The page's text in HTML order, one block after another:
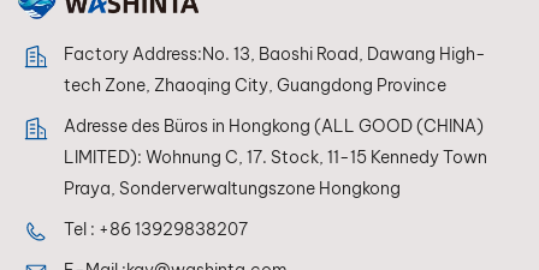
Factory Address:No. 13, Baoshi Road, Dawang High-
tech Zone, Zhaoqing City, Guangdong Province
Adresse des Büros in Hongkong (ALL GOOD (CHINA)
LIMITED): Wohnung C, 17. Stock, 11-15 Kennedy Town
Praya, Sonderverwaltungszone Hongkong
Tel : +86 13929838207